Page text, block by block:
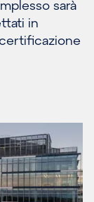
sarà
in